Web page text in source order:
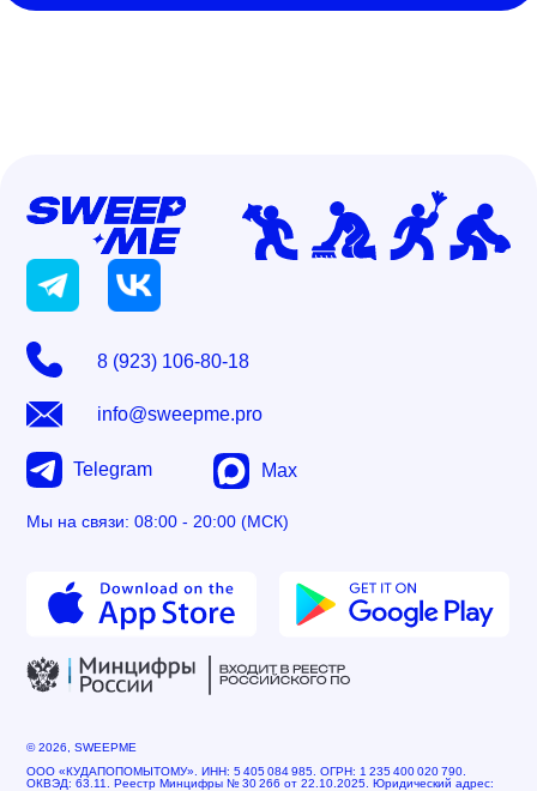
8 (923) 106-80-18
info@sweepme.pro
Telegram Max
ООО «КУДАПОПОМЫТОМУ». ИНН: 5 405 084 985. ОГРН: 1 235 400 020 790.
ОКВЭД: 63.11. Реестр Минцифры № 30 266 от 22.10.2025. Юридический адрес:
© 2026, SWEEPME
Мы на связи: 08:00 - 20:00 (МСК)